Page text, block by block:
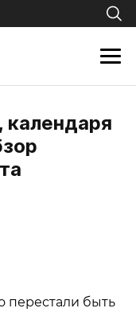
календаря
перестали быть